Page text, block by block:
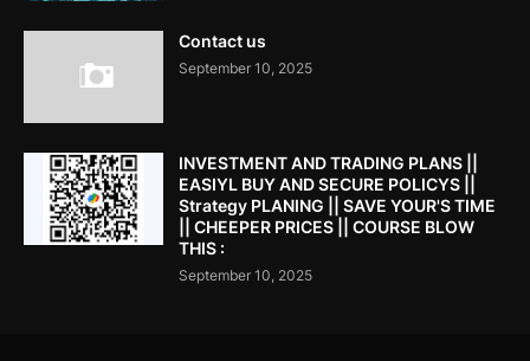
Contact us
September 10, 2025
INVESTMENT AND TRADING PLANS ||
EASIYL BUY AND SECURE POLICYS ||
Strategy PLANING || SAVE YOUR'S TIME
|| CHEEPER PRICES || COURSE BLOW
THIS :
September 10, 2025